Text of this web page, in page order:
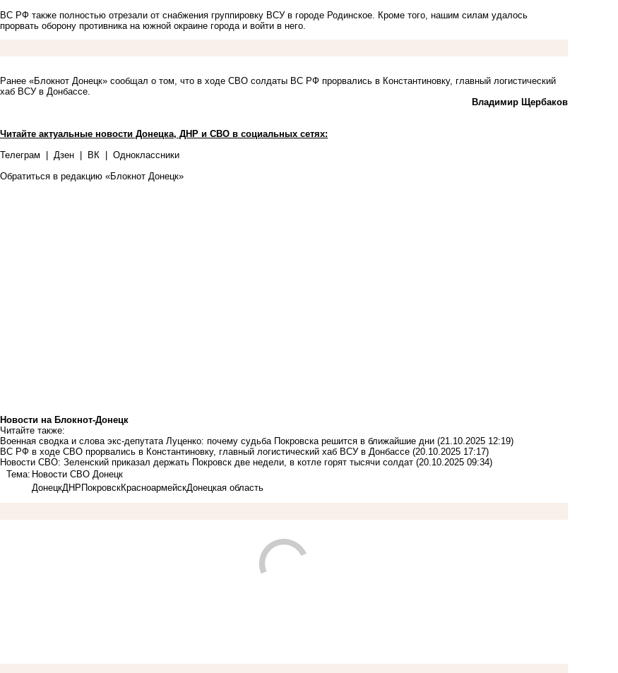
ВС РФ также полностью отрезали от снабжения группировку ВСУ в городе Родинское. Кроме того, нашим силам удалось
прорвать оборону противника на южной окраине города и войти в него.
Ранее «Блокнот Донецк» сообщал о том, что в ходе СВО солдаты ВС РФ прорвались в Константиновку, главный логистический
хаб ВСУ в Донбассе.
Владимир Щербаков
Читайте актуальные новости Донецка, ДНР и СВО в социальных сетях:
Телеграм
Дзен ВК
Одноклассники
Обратиться в редакцию «Блокнот Донецк»
Новости на Блoкнoт-Донецк
Читайте также:
Военная сводка и слова экс-депутата Луценко: почему судьба Покровска решится в ближайшие дни (21.10.2025 12:19)
ВС РФ в ходе СВО прорвались в Константиновку, главный логистический хаб ВСУ в Донбассе (20.10.2025 17:17)
Новости СВО: Зеленский приказал держать Покровск две недели, в котле горят тысячи солдат (20.10.2025 09:34)
Тема: Новости СВО Донецк
ДонецкДНР ПокровскКрасноармейскДонецкая область